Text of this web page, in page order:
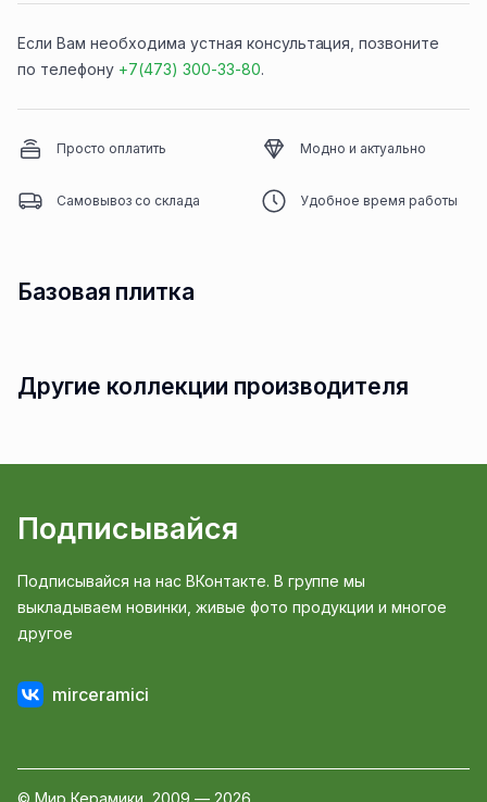
Если Вам необходима устная консультация, позвоните
по телефону +7(473) 300-33-80.
Просто оплатить Модно и актуально
Самовывоз со склада Удобное время работы
Базовая плитка
Другие коллекции производителя
Подписывайся
Подписывайся на нас ВКонтакте. В группе мы
выкладываем новинки, живые фото продукции и многое
другое
mirceramici
© Мир Керамики, 2009 — 2026